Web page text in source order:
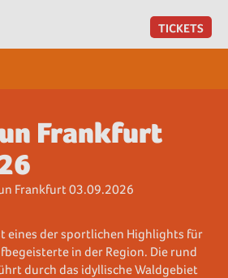
TICKETS
Frankfurt
Frankfurt 03.09.2026
eines der sportlichen Highlights für
in der Region. Die rund
durch das idyllische Waldgebiet